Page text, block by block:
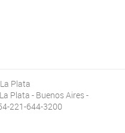
Plata
Plata - Buenos Aires -
221-644-3200